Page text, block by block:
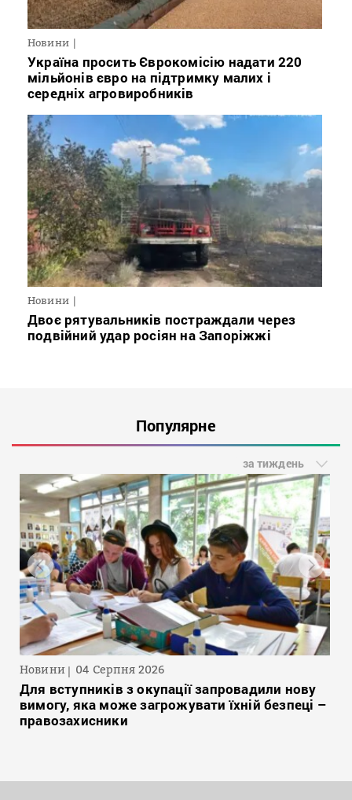
Новини
Україна просить Єврокомісію надати 220
мільйонів євро на підтримку малих і
середніх агровиробників
Новини
Двоє рятувальників постраждали через
подвійний удар росіян на Запоріжжі
Популярне
за тиждень
Новини 04 Серпня 2026
Для вступників з окупації запровадили нову
вимогу, яка може загрожувати їхній безпеці –
правозахисники